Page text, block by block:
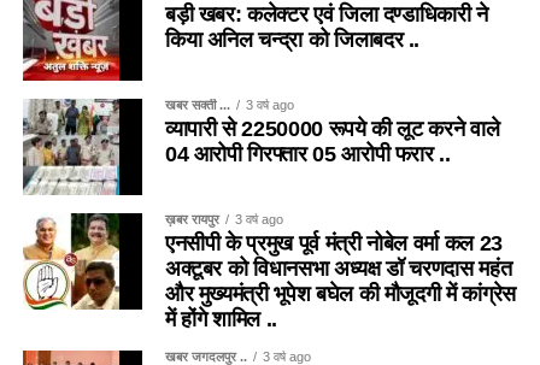
बड़ी खबर: कलेक्टर एवं जिला दण्डाधिकारी ने
किया अनिल चन्द्रा को जिलाबदर ..
खबर सक्ती ... 3 वर्ष ago
व्यापारी से 2250000 रूपये की लूट करने वाले
04 आरोपी गिरफ्तार 05 आरोपी फरार ..
ख़बर रायपुर 3 वर्ष ago
एनसीपी के प्रमुख पूर्व मंत्री नोबेल वर्मा कल 23
अक्टूबर को विधानसभा अध्यक्ष डॉ चरणदास महंत
और मुख्यमंत्री भूपेश बघेल की मौजूदगी में कांग्रेस
में होंगे शामिल ..
खबर जगदलपुर .. 3 वर्ष ago